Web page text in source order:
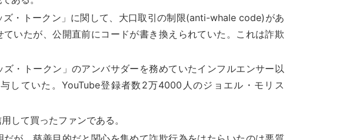
ズ・トークン」に関して、大口取引の制限(anti-whale code)があ
ていたが、公開直前にコードが書き換えられていた。これは詐欺
ズ・トークン」のアンバサダーを務めていたインフルエンサー以
していた。YouTube登録者数2万4000人のジョエル・モリス
して買ったファンである。